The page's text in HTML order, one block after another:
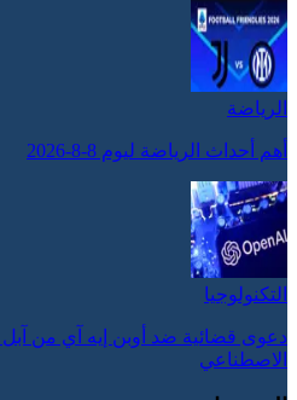
الرياضة
أهم أحداث الرياضة ليوم 8-8-2026
التكنولوجيا
دعوى قضائية ضد أوبن إيه آي من آبل
الاصطناعي